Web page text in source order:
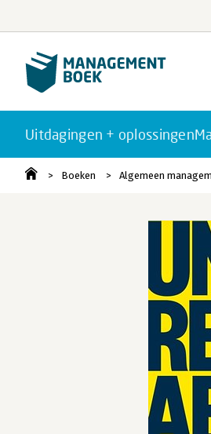
Uitdagingen + oplossingen
Boeken Algemeen